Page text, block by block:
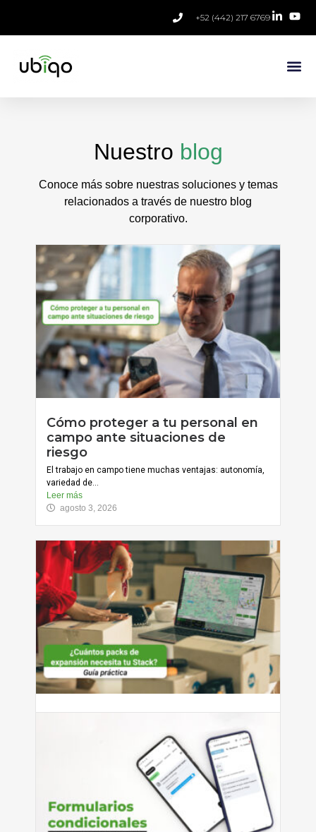
+52 (442) 217 6769
Nuestro blog
Conoce más sobre nuestras soluciones y temas
relacionados a través de nuestro blog
corporativo.
Cómo proteger a tu personal en
campo ante situaciones de
riesgo
El trabajo en campo tiene muchas ventajas: autonomía,
variedad de...
Leer más
agosto 3, 2026
necesita tu Stack?
¿Cuántos packs de expansión necesita tu Stack? Guía